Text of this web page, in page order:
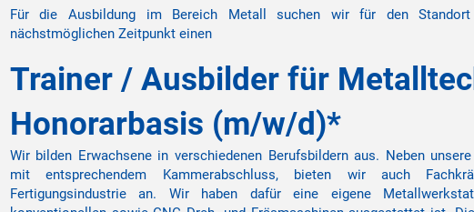
Für die Ausbildung im Bereich Metall suchen wir für den Standort
nächstmöglichen Zeitpunkt einen
Trainer / Ausbilder für
Honorarbasis (m/w/d)*
Wir bilden Erwachsene in verschiedenen Berufsbildern aus. Neben
mit entsprechendem Kammerabschluss, bieten wir auch
Fertigungsindustrie an. Wir haben dafür eine eigene